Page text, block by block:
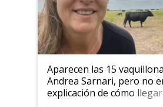
Aparecen las 15
Andrea Sarnari, pero no
explicación de cómo